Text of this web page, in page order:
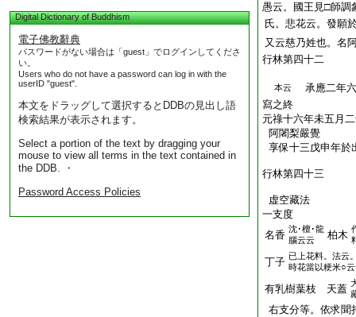
Digital Dictionary of Buddhism
電子佛教辭典
パスワードがない場合は「guest」でログインしてくださ
い。
Users who do not have a password can log in with the
userID "guest".
本文をドラッグして選択するとDDBの見出し語
検索結果が表示されます。
Select a portion of the text by dragging your
mouse to view all terms in the text contained in
the DDB. ・
Password Access Policies
愚云。國王見□師調
氏。悲花云。發願
又云慈乃姓也。名
行林第四十二
本云
承應二年
寫
元祿十六年未五月
阿闍梨嚴覺
享保十三戊申年於
行林第四十三
虚空藏法
一支度
名香 沈･檀･龍
腦云云
柏木
丁子 已上花料。法云
時花當以粳米○
有乳樹葉枝 天蓋
右支分等。依求聞